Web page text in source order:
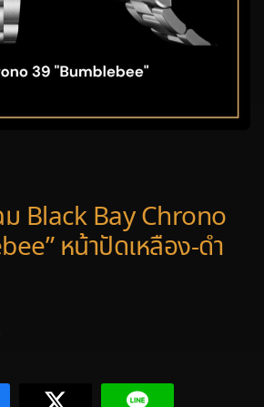
Black Bay Chrono
หน้าปัดเหลือง-ดำ